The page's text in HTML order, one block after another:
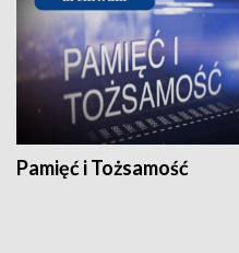
Pamięć i Tożsamość